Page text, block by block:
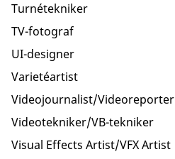
Turnétekniker
TV-fotograf
UI-designer
Varietéartist
Videojournalist/Videoreporter
Videotekniker/VB-tekniker
Visual Effects Artist/VFX Artist